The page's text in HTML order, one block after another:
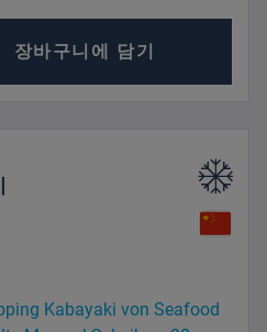
장바구니에 담기